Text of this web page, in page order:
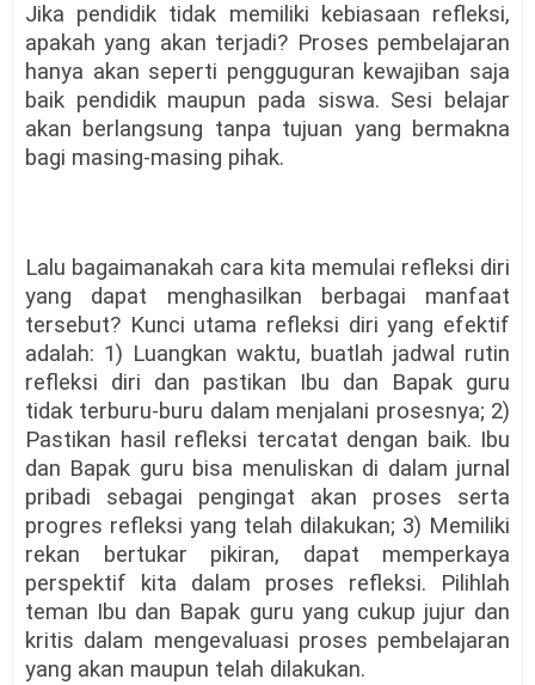
Jika pendidik tidak memiliki kebiasaan refleksi,
apakah yang akan terjadi? Proses pembelajaran
hanya akan seperti pengguguran kewajiban saja
baik pendidik maupun pada siswa. Sesi belajar
akan berlangsung tanpa tujuan yang bermakna
bagi masing-masing pihak.
Lalu bagaimanakah cara kita memulai refleksi diri
yang dapat menghasilkan berbagai manfaat
tersebut? Kunci utama refleksi diri yang efektif
adalah: 1) Luangkan waktu, buatlah jadwal rutin
refleksi diri dan pastikan Ibu dan Bapak guru
tidak terburu-buru dalam menjalani prosesnya; 2)
Pastikan hasil refleksi tercatat dengan baik. Ibu
dan Bapak guru bisa menuliskan di dalam jurnal
pribadi sebagai pengingat akan proses serta
progres refleksi yang telah dilakukan; 3) Memiliki
rekan bertukar pikiran, dapat memperkaya
perspektif kita dalam proses refleksi. Pilihlah
teman Ibu dan Bapak guru yang cukup jujur dan
kritis dalam mengevaluasi proses pembelajaran
yang akan maupun telah dilakukan.